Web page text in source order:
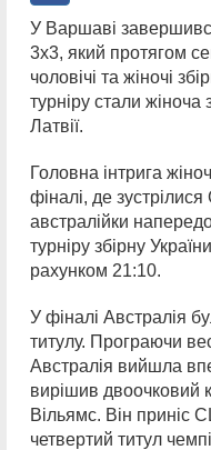
У Варшаві
3х3, який протягом
чоловічі та жіночі
турніру стали
Латвії.
Головна інтрига
фіналі, де
австралійки
турніру збірну
рахунком 21:10.
У фіналі Австралія
титулу. Програючи
Австралія вийшла
вирішив двоочковий
Вільямс. Він приніс
четвертий титул